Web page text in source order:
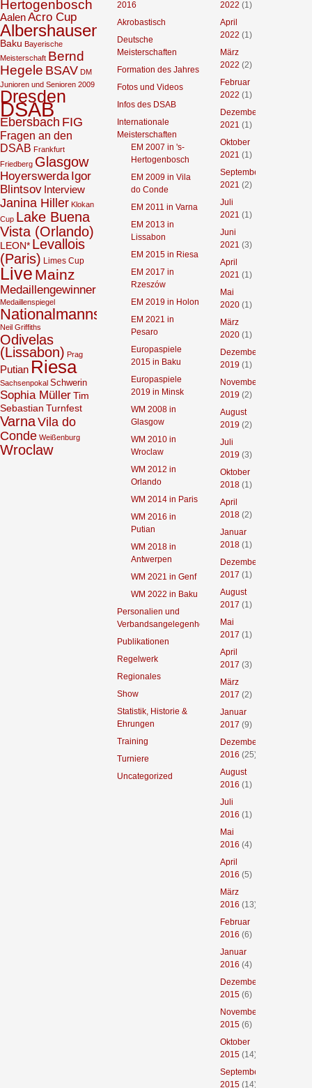
Hertogenbosch
AalenAcro Cup
Albershausen
Baku Bayerische
Meisterschaft Bernd
Hegele BSAV DM
Junioren und Senioren 2009
Dresden
DSAB
Ebersbach FIG
Fragen an den
DSAB Frankfurt
Friedberg Glasgow
Hoyerswerda Igor
Blintsov Interview
Janina Hiller Klokan
Cup Lake Buena
Vista (Orlando)
LEON* Levallois
(Paris) Limes Cup
Live Mainz
Medaillengewinner
Medaillenspiegel
Nationalmannschaft
Neil Griffiths
Odivelas
(Lissabon) Prag
Putian Riesa
Sachsenpokal Schwerin
Sophia Müller Tim
Sebastian Turnfest
VarnaVila do
Conde Weißenburg
Wroclaw
2016
Akrobastisch
Deutsche
Meisterschaften
Formation des Jahres
Fotos und Videos
Infos des DSAB
Internationale
Meisterschaften
EM 2007 in 's-
Hertogenbosch
EM 2009 in Vila
do Conde
EM 2011 in Varna
EM 2013 in
Lissabon
EM 2015 in Riesa
EM 2017 in
Rzeszów
EM 2019 in Holon
EM 2021 in
Pesaro
Europaspiele
2015 in Baku
Europaspiele
2019 in Minsk
WM 2008 in
Glasgow
WM 2010 in
Wroclaw
WM 2012 in
Orlando
WM 2014 in Paris
WM 2016 in
Putian
WM 2018 in
Antwerpen
WM 2021 in Genf
WM 2022 in Baku
Personalien und
Verbandsangelegenheiten
Publikationen
Regelwerk
Regionales
Show
Statistik, Historie &
Ehrungen
Training
Turniere
Uncategorized
2022 (1)
April
2022 (1)
März
2022 (2)
Februar
2022 (1)
Dezember
2021 (1)
Oktober
2021 (1)
September
2021 (2)
Juli
2021 (1)
Juni
2021 (3)
April
2021 (1)
Mai
2020(1)
März
2020(1)
Dezember
2019 (1)
November
2019 (2)
August
2019 (2)
Juli
2019 (3)
Oktober
2018(1)
April
2018(2)
Januar
2018(1)
Dezember
2017 (1)
August
2017 (1)
Mai
2017 (1)
April
2017 (3)
März
2017 (2)
Januar
2017 (9)
Dezember
2016 (25)
August
2016 (1)
Juli
2016 (1)
Mai
2016 (4)
April
2016 (5)
März
2016 (13)
Februar
2016 (6)
Januar
2016 (4)
Dezember
2015(6)
November
2015(6)
Oktober
2015(14)
September
2015(14)